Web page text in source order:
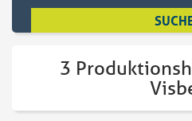
3